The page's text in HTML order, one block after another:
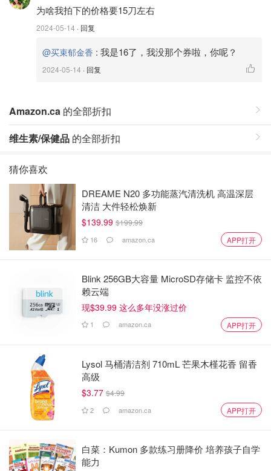
为啥我拍下的价格要15刀左右
2024-05-14 · 回复
@买束郁金香 : 我是16了，我没那个券啦，你呢？
2024-05-14 · 回复
Amazon.ca 的全部折扣
维生素/保健品 的全部折扣
猜你喜欢
DREAME N20 多功能蒸汽清洗机 高温深层
清洁 大件轻松焕新
$139.99 $199.99
16 amazon.ca APP打开
Blink 256GB大容量 MicroSD存储卡 监控不依
赖云端
现$39.99 这么多年没涨过价
1 amazon.ca APP打开
Lysol 马桶清洁剂 710mL 芒果木槿花香 留香
高级
$3.77 $4.99
2 amazon.ca APP打开
白菜：Kumon 多款练习册降价 培养孩子自学
能力